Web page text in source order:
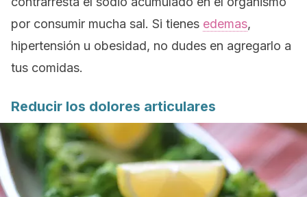
por consumir mucha sal. Si tienes edemas,
hipertensión u obesidad, no dudes en agregarlo a
tus comidas.
Reducir los dolores articulares